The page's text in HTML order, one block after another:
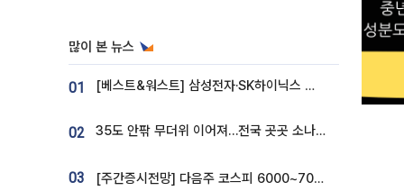
많이 본 뉴스
01 [베스트&워스트] 삼성전자·SK하이닉스 밀린 한 주…상상인증권은 85% 급등
02 35도 안팎 무더위 이어져…전국 곳곳 소나기 [오늘 날씨]
03 [주간증시전망] 다음주 코스피 6000~7000⋯“外人 수급은 정책이 변수”